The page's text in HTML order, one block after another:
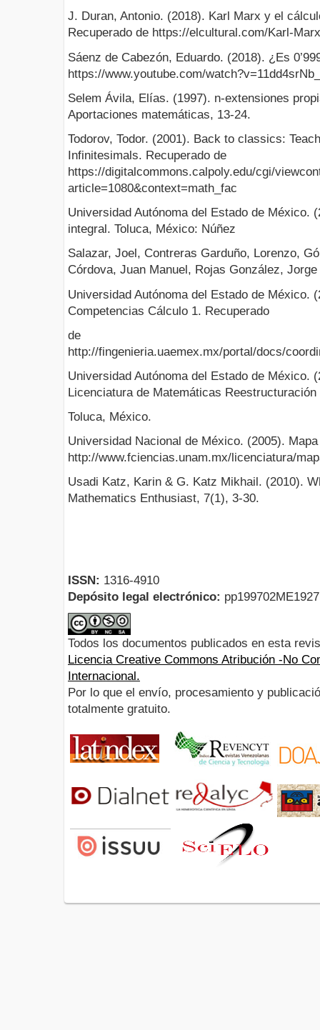
J. Duran, Antonio. (2018). Karl Marx y el
Recuperado de https://elcultural.com/Karl-
Sáenz de Cabezón, Eduardo. (2018). ¿Es
https://www.youtube.com/
Selem Ávila, Elías. (1997). n-extensiones
Aportaciones matemáticas, 13-24.
Todorov, Todor. (2001). Back to classics:
Infinitesimals. Recuperado de
https://digitalcommons.calpoly.edu/cgi/
article=1080&context=math_fac
Universidad Autónoma del Estado de México.
integral. Toluca, México: Núñez
Salazar, Joel, Contreras Garduño, Lorenzo,
Córdova, Juan Manuel, Rojas González,
Universidad Autónoma del Estado de México.
Competencias Cálculo 1. Recuperado
de
http://fingenieria.uaemex.mx/portal/docs/
Universidad Autónoma del Estado de México.
Licenciatura de Matemáticas Reestructuración
Toluca, México.
Universidad Nacional de México. (2005).
http://www.fciencias.unam.mx/licenciatura/
Usadi Katz, Karin & G. Katz Mikhail. (2010).
Mathematics Enthusiast, 7(1), 3-30.
ISSN: 1316-4910
Depósito legal electrónico:
Todos los documentos publicados en esta
Licencia Creative Commons Atribución -No
Internacional.
Por lo que el envío, procesamiento y
totalmente gratuito.